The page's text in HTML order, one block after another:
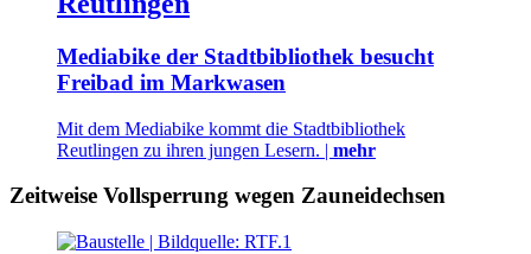
Mediabike der Stadtbibliothek besucht
Freibad im Markwasen
Mit dem Mediabike kommt die Stadtbibliothek
Reutlingen zu ihren jungen Lesern. | mehr
Zeitweise Vollsperrung wegen Zauneidechsen